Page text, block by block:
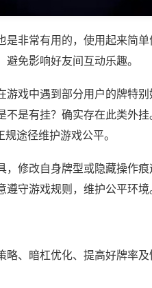
非常有用的，使用起来简
免影响好友间互动乐趣。
戏中遇到部分用户的牌特
是有挂？确实存在此类外
途径维护游戏公平。
修改自身牌型或隐藏操作痕
守游戏规则，维护公平环境
、暗杠优化、提高好牌率及